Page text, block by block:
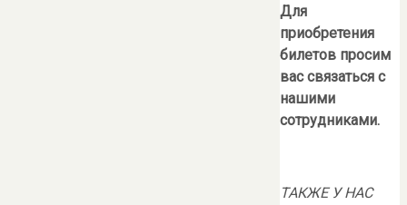
Для
приобретения
билетов просим
вас связаться с
нашими
сотрудниками.
ТАКЖЕ У НАС